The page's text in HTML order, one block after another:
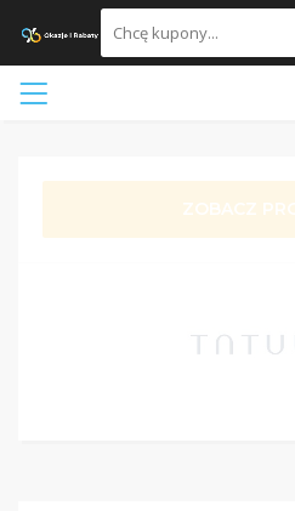
ZOBACZ